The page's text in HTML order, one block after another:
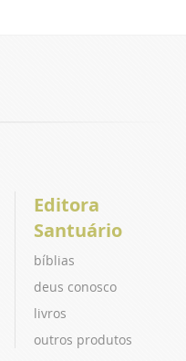
Editora
Santuário
bíblias
deus conosco
livros
outros produtos